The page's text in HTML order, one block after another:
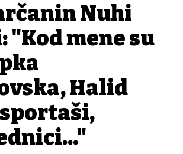
Nuhi
"Kod mene su
Halid